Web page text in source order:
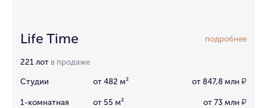
Life Time подробнее
221 лот в продаже
Студии от 482 м² от 847,8 млн ₽
1-комнатная от 55 м² от 73 млн ₽